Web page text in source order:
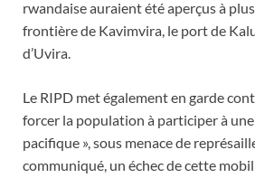
rwandaise auraient été aperçus à
frontière de Kavimvira, le port de
d’Uvira.
Le RIPD met également en garde
forcer la population à participer à
pacifique », sous menace de
communiqué, un échec de cette